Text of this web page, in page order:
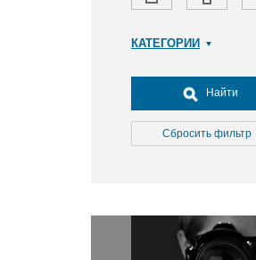
КАТЕГОРИИ
Досуг, туризм и отдых
Культура
Медицина
Окружающая среда
Политика
Найти
Сбросить фильтр